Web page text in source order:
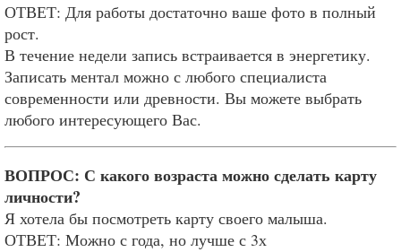
ОТВЕТ: Для работы достаточно ваше фото в полный
рост.
В течение недели запись встраивается в энергетику.
Записать ментал можно с любого специалиста
современности или древности. Вы можете выбрать
любого интересующего Вас.
ВОПРОС: С какого возраста можно сделать карту
личности?
Я хотела бы посмотреть карту своего малыша.
ОТВЕТ: Можно с года, но лучше с 3х